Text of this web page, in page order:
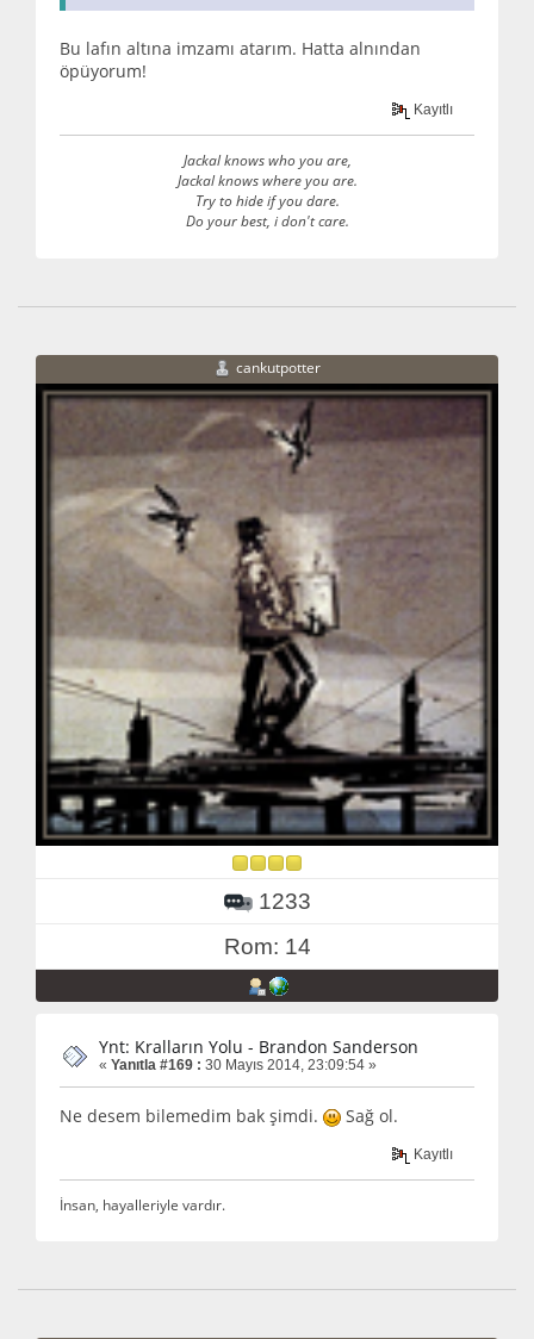
Bu lafın altına imzamı atarım. Hatta alnından
öpüyorum!
Kayıtlı
Jackal knows who you are,
Jackal knows where you are.
Try to hide if you dare.
Do your best, i don't care.
cankutpotter
1233
Rom: 14
Ynt: Kralların Yolu - Brandon Sanderson
« Yanıtla #169 : 30 Mayıs 2014, 23:09:54 »
Ne desem bilemedim bak şimdi. Sağ ol.
Kayıtlı
İnsan, hayalleriyle vardır.